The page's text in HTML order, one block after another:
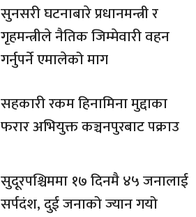
सुनसरी घटनाबारे प्रधानमन्त्री र
गृहमन्त्रीले नैतिक जिम्मेवारी वहन
गर्नुपर्ने एमालेको माग
सहकारी रकम हिनामिना मुद्दाका
फरार अभियुक्त कञ्चनपुरबाट पक्राउ
सुदूरपश्चिममा १७ दिनमै ४५ जनालाई
सर्पदंश, दुई जनाको ज्यान गयो